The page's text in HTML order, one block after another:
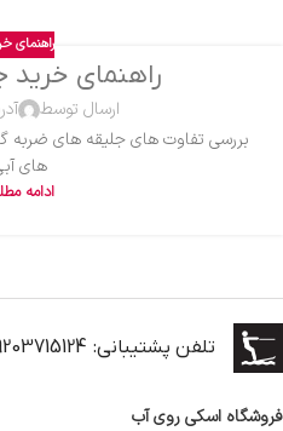
راهنمای
راهنمای خرید
ارسال توسط
بررسی تفاوت های جلیقه های ضربه
های
ادامه
تلفن پشتیبانی: 09203715124
فروشگاه اسکی روی آب